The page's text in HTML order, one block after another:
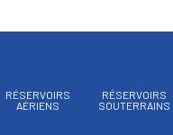
RÉSERVOIRS
AÉRIENS
RÉSERVOIRS
SOUTERRAINS